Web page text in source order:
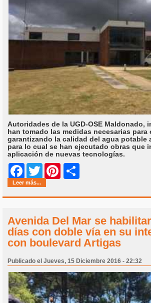
Autoridades de la UGD-OSE Maldonado,
han tomado las medidas necesarias para
garantizando la calidad del agua potable
para lo cual se han ejecutado obras que
aplicación de nuevas tecnologías.
Facebook
Twitter Pinterest
Leer más...
Avenida Del Mar se
días con doble vía en su
con boulevard Artigas
Publicado el Jueves, 15 Diciembre 2016 - 22:32